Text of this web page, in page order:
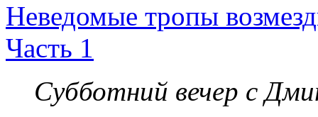
Неведомые тропы
Часть 1
Субботний вечер с